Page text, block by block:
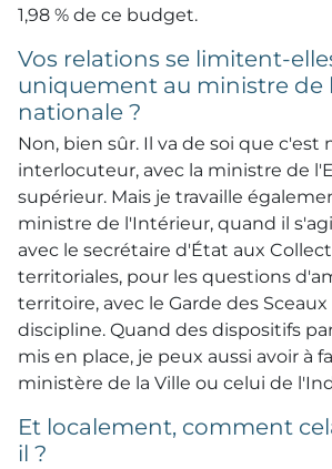
1,98 % de ce budget.
Vos relations se limitent-
uniquement au ministre de
nationale ?
Non, bien sûr. Il va de soi que c'est
interlocuteur, avec la ministre de
supérieur. Mais je travaille
ministre de l'Intérieur, quand il
avec le secrétaire d'État aux
territoriales, pour les questions
territoire, avec le Garde des
discipline. Quand des dispositifs
mis en place, je peux aussi avoir à
ministère de la Ville ou celui de
Et localement, comment
il ?